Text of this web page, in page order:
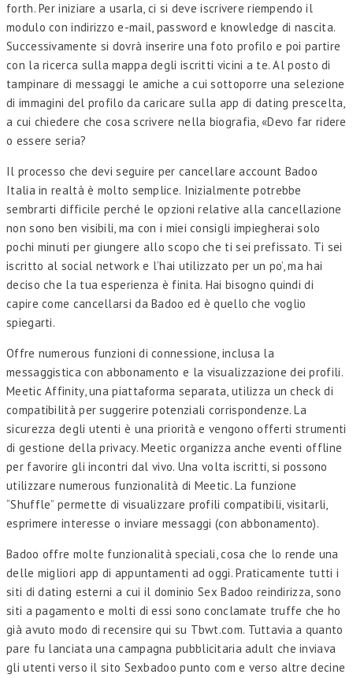
forth. Per iniziare a usarla, ci si deve iscrivere riempendo il
modulo con indirizzo e-mail, password e knowledge di nascita.
Successivamente si dovrà inserire una foto profilo e poi partire
con la ricerca sulla mappa degli iscritti vicini a te. Al posto di
tampinare di messaggi le amiche a cui sottoporre una selezione
di immagini del profilo da caricare sulla app di dating prescelta,
a cui chiedere che cosa scrivere nella biografia, «Devo far ridere
o essere seria?
Il processo che devi seguire per cancellare account Badoo
Italia in realtà è molto semplice. Inizialmente potrebbe
sembrarti difficile perché le opzioni relative alla cancellazione
non sono ben visibili, ma con i miei consigli impiegherai solo
pochi minuti per giungere allo scopo che ti sei prefissato. Ti sei
iscritto al social network e l’hai utilizzato per un po’, ma hai
deciso che la tua esperienza è finita. Hai bisogno quindi di
capire come cancellarsi da Badoo ed è quello che voglio
spiegarti.
Offre numerous funzioni di connessione, inclusa la
messaggistica con abbonamento e la visualizzazione dei profili.
Meetic Affinity, una piattaforma separata, utilizza un check di
compatibilità per suggerire potenziali corrispondenze. La
sicurezza degli utenti è una priorità e vengono offerti strumenti
di gestione della privacy. Meetic organizza anche eventi offline
per favorire gli incontri dal vivo. Una volta iscritti, si possono
utilizzare numerous funzionalità di Meetic. La funzione
“Shuffle” permette di visualizzare profili compatibili, visitarli,
esprimere interesse o inviare messaggi (con abbonamento).
Badoo offre molte funzionalità speciali, cosa che lo rende una
delle migliori app di appuntamenti ad oggi. Praticamente tutti i
siti di dating esterni a cui il dominio Sex Badoo reindirizza, sono
siti a pagamento e molti di essi sono conclamate truffe che ho
già avuto modo di recensire qui su Tbwt.com. Tuttavia a quanto
pare fu lanciata una campagna pubblicitaria adult che inviava
gli utenti verso il sito Sexbadoo punto com e verso altre decine